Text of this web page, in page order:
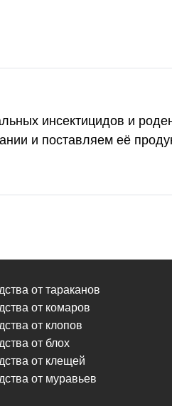
инсектицидов и
и поставляем её
от муравьев
от клещей
от блох
от клопов
от комаров
от тараканов